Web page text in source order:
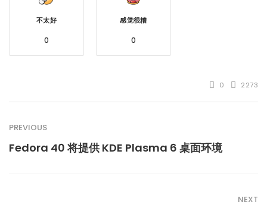
不太好
0
感觉很糟
0
0 2273
PREVIOUS
Fedora 40 将提供 KDE Plasma 6 桌面环境
NEXT